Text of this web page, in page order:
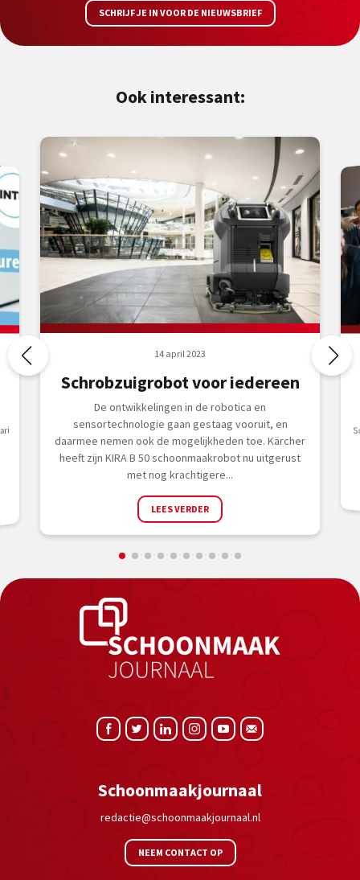
SCHRIJF JE IN VOOR DE NIEUWSBRIEF
Ook interessant:
14 april 2023
Schrobzuigrobot voor iedereen
De ontwikkelingen in de robotica en
sensortechnologie gaan gestaag vooruit, en
daarmee nemen ook de mogelijkheden toe. Kärcher
heeft zijn KIRA B 50 schoonmaakrobot nu uitgerust
met nog krachtigere...
LEES VERDER
Schoonmaakjournaal
redactie@schoonmaakjournaal.nl
NEEM CONTACT OP